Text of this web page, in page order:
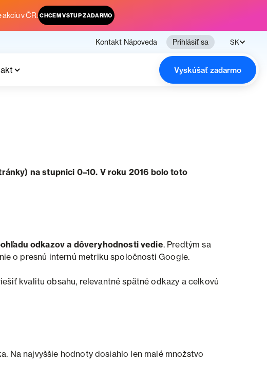
v ČR. CHCEM VSTUP ZADARMO
Kontakt Nápoveda Prihlásiť sa SK
Vyskúšať zadarmo
na stupnici 0–10. V roku 2016 bolo toto
odkazov a dôveryhodnosti vedie. Predtým sa
o presnú internú metriku spoločnosti Google.
kvalitu obsahu, relevantné spätné odkazy a celkovú
Na najvyššie hodnoty dosiahlo len malé množstvo